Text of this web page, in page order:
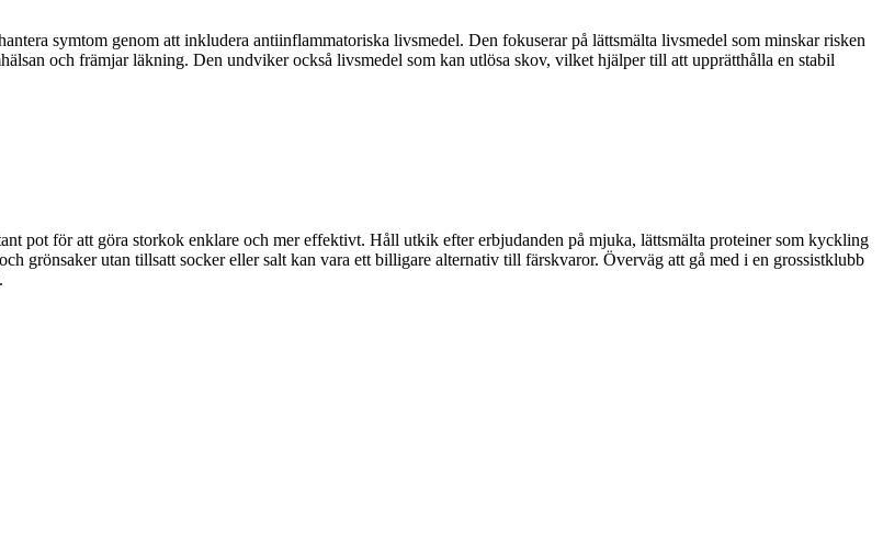
symtom genom att inkludera antiinflammatoriska livsmedel. Den fokuserar på lättsmälta livsmedel som minskar risken
och främjar läkning. Den undviker också livsmedel som kan utlösa skov, vilket hjälper till att upprätthålla en stabil
pot för att göra storkok enklare och mer effektivt. Håll utkik efter erbjudanden på mjuka, lättsmälta proteiner som kyckling
grönsaker utan tillsatt socker eller salt kan vara ett billigare alternativ till färskvaror. Överväg att gå med i en grossistklubb